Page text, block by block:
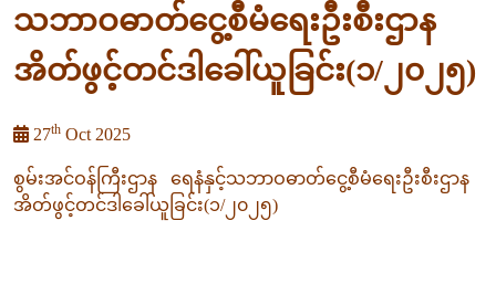
သဘာဝဓာတ်ငွေ့စီမံရေးဦးစီးဌာန
အိတ်ဖွင့်တင်ဒါခေါ်ယူခြင်း(၁/၂၀၂၅)
27th Oct 2025
စွမ်းအင်ဝန်ကြီးဌာန ရေနံနှင့်သဘာဝဓာတ်ငွေ့စီမံရေးဦးစီးဌာန
အိတ်ဖွင့်တင်ဒါခေါ်ယူခြင်း(၁/၂၀၂၅)